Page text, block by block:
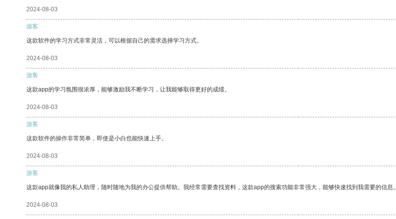
2024-08-03
游客
这款软件的学习方式非常灵活，可以根据自己的需求选择学习方式。
2024-08-03
游客
这款app的学习氛围很浓厚，能够激励我不断学习，让我能够取得更好的成绩。
2024-08-03
游客
这款软件的操作非常简单，即使是小白也能快速上手。
2024-08-03
游客
这款app就像我的私人助理，随时随地为我的办公提供帮助。我经常需要查找资料，这款app的搜索功能非常强大，能够快速找到我需要的信息。
2024-08-03